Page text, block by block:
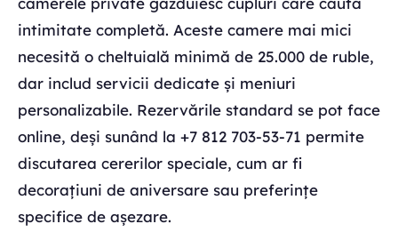
intimitate completă. Aceste camere mai mici
necesită o cheltuială minimă de 25.000 de ruble,
dar includ servicii dedicate și meniuri
personalizabile. Rezervările standard se pot face
online, deși sunând la +7 812 703-53-71 permite
discutarea cererilor speciale, cum ar fi
decorațiuni de aniversare sau preferințe
specifice de așezare.